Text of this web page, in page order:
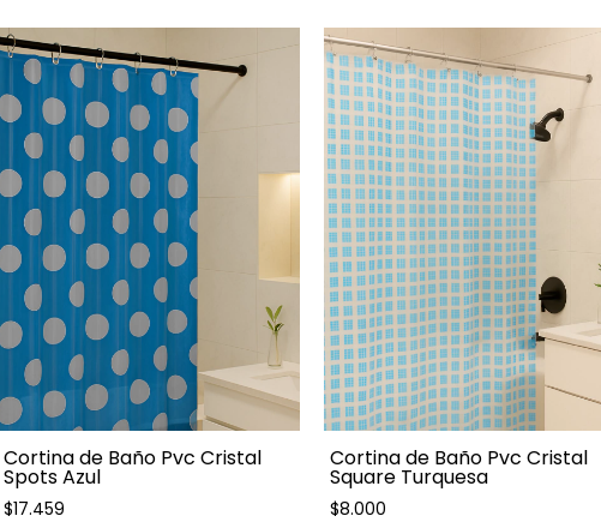
Cortina de Baño Pvc Cristal
Spots Azul
$17.459
Cortina de Baño Pvc Cristal
Square Turquesa
$8.000